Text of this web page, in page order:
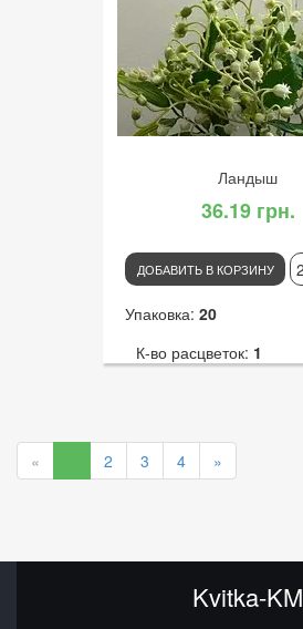
Артикул:3218
Диаметр цветка:3
Ландыш
36.19 грн.
ДОБАВИТЬ В КОРЗИНУ
Упаковка: 20
К-во расцветок: 1
Артикул:
3277
« 2 3 4 »
Kvitka-KM